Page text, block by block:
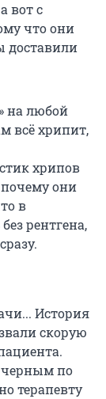
вот с
что они
доставили
на любой
всё хрипит,
хрипов
они
в
рентгена,
История
скорую
черным по
терапевту